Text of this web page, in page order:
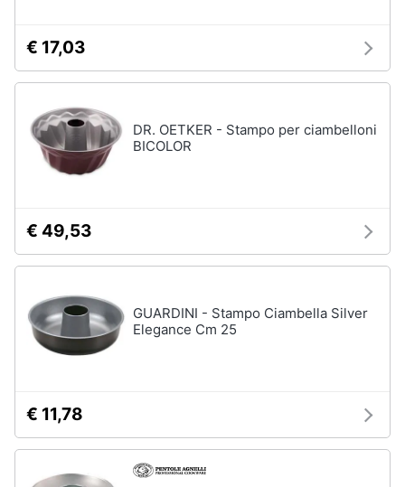
€ 17,03
DR. OETKER - Stampo per ciambelloni
BICOLOR
€ 49,53
GUARDINI - Stampo Ciambella Silver
Elegance Cm 25
€ 11,78